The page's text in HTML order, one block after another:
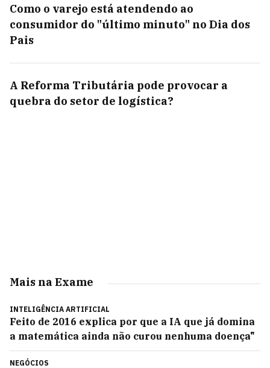
Como o varejo está atendendo ao
consumidor do "último minuto" no Dia dos
Pais
A Reforma Tributária pode provocar a
quebra do setor de logística?
Mais na Exame
INTELIGÊNCIA ARTIFICIAL
Feito de 2016 explica por que a IA que já domina
a matemática ainda não curou nenhuma doença"
NEGÓCIOS